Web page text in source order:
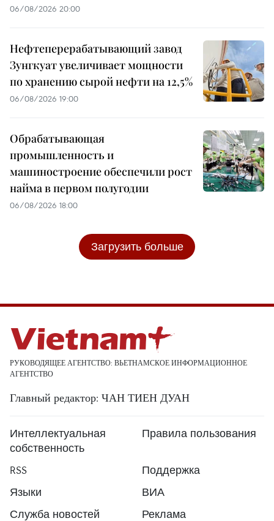
06/08/2026 20:00
Нефтеперерабатывающий завод
Зунгкуат увеличивает мощности
по хранению сырой нефти на 12,5%
06/08/2026 19:00
Обрабатывающая
промышленность и
машиностроение обеспечили рост
найма в первом полугодии
06/08/2026 18:00
Загрузить больше
РУКОВОДЯЩЕЕ АГЕНТСТВО: ВЬЕТНАМСКОЕ ИНФОРМАЦИОННОЕ
АГЕНТСТВО
Главный редактор: ЧАН ТИЕН ДУАН
Интеллектуальная
собственность
Правила пользования
RSS
Поддержка
Языки
ВИА
Служба новостей
Реклама